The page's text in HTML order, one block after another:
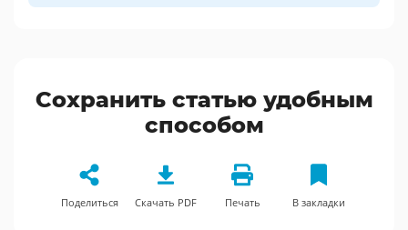
Сохранить статью удобным
способом
Поделиться Скачать PDF Печать В закладки